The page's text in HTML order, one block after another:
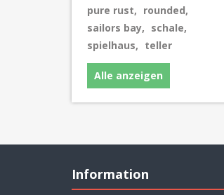
pure rust, rounded,
sailors bay, schale,
spielhaus, teller
Alle anzeigen
Information